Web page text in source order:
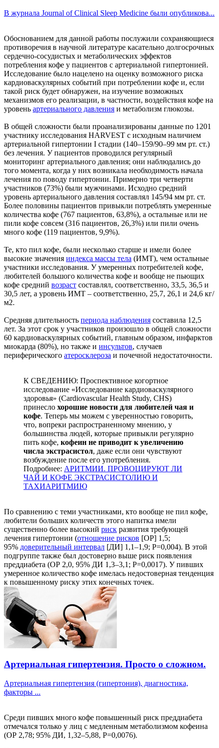
В журнала Journal of Clinical Sleep Medicine были опубликова...
Обоснованием для данной работы послужили сохраняющиеся
противоречия в научной литературе касательно долгосрочных
сердечно-сосудистых и метаболических эффектов
потребления кофе у пациентов с артериальной гипертонией.
Исследование было нацелено на оценку возможного риска
кардиоваскулярных событий при потреблении кофе и, если
такой риск будет обнаружен, на изучение возможных
механизмов его реализации, в частности, воздействия кофе на
уровень артериального давления и метаболизм глюкозы.
В общей сложности были проанализированы данные по 1201
участнику исследования HARVEST с исходным наличием
артериальной гипертонии I стадии (140–159/90–99 мм рт. ст.)
без лечения. У пациентов проводился регулярный
мониторинг артериального давления; они наблюдались до
того момента, когда у них возникала необходимость начала
лечения по поводу гипертонии. Примерно три четверти
участников (73%) были мужчинами. Исходно средний
уровень артериального давления составлял 145/94 мм рт. ст.
Более половины пациентов привыкли потреблять умеренные
количества кофе (767 пациентов, 63,8%), а остальные или не
пили кофе совсем (316 пациентов, 26,3%) или пили очень
много кофе (119 пациентов, 9,9%).
Те, кто пил кофе, были несколько старше и имели более
высокие значения индекса массы тела (ИМТ), чем остальные
участники исследования. У умеренных потребителей кофе,
любителей большого количества кофе и вообще не пьющих
кофе средний возраст составлял, соответственно, 33,5, 36,5 и
30,5 лет, а уровень ИМТ – соответственно, 25,7, 26,1 и 24,6 кг/
м2.
Средняя длительность периода наблюдения составила 12,5
лет. За этот срок у участников произошло в общей сложности
60 кардиоваскулярных событий, главным образом, инфарктов
миокарда (80%), но также и инсультов, случаев
периферического атеросклероза и почечной недостаточности.
К СВЕДЕНИЮ: Проспективное когортное
исследование «Исследование кардиоваскулярного
здоровья» (Cardiovascular Health Study, CHS)
принесло хорошие новости для любителей чая и
кофе. Теперь мы можем с уверенностью говорить,
что, вопреки распространенному мнению, у
большинства людей, которые привыкли регулярно
пить кофе, кофеин не приводит к увеличению
числа экстрасистол, даже если они чувствуют
возбуждение после его употребления.
Подробнее: АРИТМИИ. ПРОВОЦИРУЮТ ЛИ
ЧАЙ И КОФЕ ЭКСТРАСИСТОЛИЮ И
ТАХИАРИТМИЮ
По сравнению с теми участниками, кто вообще не пил кофе,
любители больших количеств этого напитка имели
существенно более высокий риск развития требующей
лечения гипертонии (отношение рисков [ОР] 1,5;
95% доверительный интервал [ДИ] 1,1–1,9; P=0,004). В этой
подгруппе также был достоверно выше риск появления
преддиабета (ОР 2,0, 95% ДИ 1,3–3,1; P=0,0017). У пивших
умеренное количество кофе имелась недостоверная тенденция
к повышенному риску этих конечных точек.
Артериальная гипертензия. Просто о сложном.
Артериальная гипертензия (гипертония), диагностика,
факторы ...
Среди пивших много кофе повышенный риск преддиабета
отмечался только у лиц с медленным метаболизмом кофеина
(ОР 2,78; 95% ДИ, 1,32–5,88, P=0,0076).